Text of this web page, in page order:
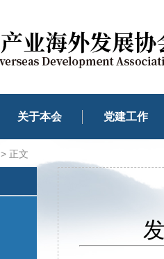
关于本会 党建工作
> 正文